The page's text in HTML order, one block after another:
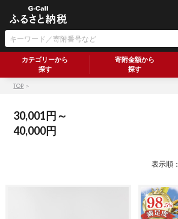
カテゴリーから
探す
寄附金額から
探す
TOP ＞
30,001円～
40,000円
表示順：